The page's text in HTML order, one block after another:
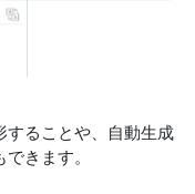
することや、自動生成
きます。